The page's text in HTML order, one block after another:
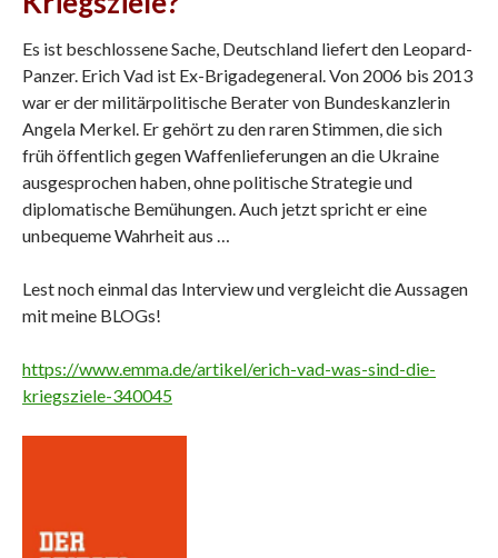
Es ist beschlossene Sache, Deutschland liefert den Leopard-
Panzer. Erich Vad ist Ex-Brigadegeneral. Von 2006 bis 2013
war er der militärpolitische Berater von Bundeskanzlerin
Angela Merkel. Er gehört zu den raren Stimmen, die sich
früh öffentlich gegen Waffenlieferungen an die Ukraine
ausgesprochen haben, ohne politische Strategie und
diplomatische Bemühungen. Auch jetzt spricht er eine
unbequeme Wahrheit aus …
Lest noch einmal das Interview und vergleicht die Aussagen
mit meine BLOGs!
https://www.emma.de/artikel/erich-vad-was-sind-die-
kriegsziele-340045